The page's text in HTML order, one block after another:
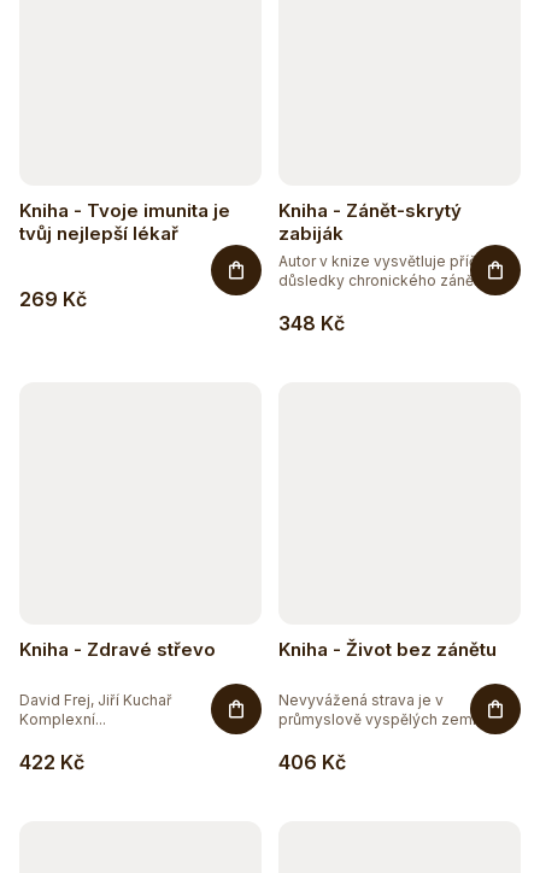
Kniha - Tvoje imunita je
tvůj nejlepší lékař
269 Kč
Kniha - Zánět-skrytý
zabiják
348 Kč
Autor v knize vysvětluje příčiny a
důsledky chronického zánětu...
Kniha - Zdravé střevo
422 Kč
David Frej, Jiří Kuchař
Komplexní...
Kniha - Život bez zánětu
406 Kč
Nevyvážená strava je v
průmyslově vyspělých zemích